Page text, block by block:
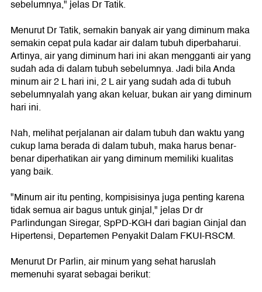
sebelumnya," jelas Dr Tatik.
Menurut Dr Tatik, semakin banyak air yang diminum maka
semakin cepat pula kadar air dalam tubuh diperbaharui.
Artinya, air yang diminum hari ini akan mengganti air yang
sudah ada di dalam tubuh sebelumnya. Jadi bila Anda
minum air 2 L hari ini, 2 L air yang sudah ada di tubuh
sebelumnyalah yang akan keluar, bukan air yang diminum
hari ini.
Nah, melihat perjalanan air dalam tubuh dan waktu yang
cukup lama berada di dalam tubuh, maka harus benar-
benar diperhatikan air yang diminum memiliki kualitas
yang baik.
"Minum air itu penting, kompisisinya juga penting karena
tidak semua air bagus untuk ginjal," jelas Dr dr
Parlindungan Siregar, SpPD-KGH dari bagian Ginjal dan
Hipertensi, Departemen Penyakit Dalam FKUI-RSCM.
Menurut Dr Parlin, air minum yang sehat haruslah
memenuhi syarat sebagai berikut: